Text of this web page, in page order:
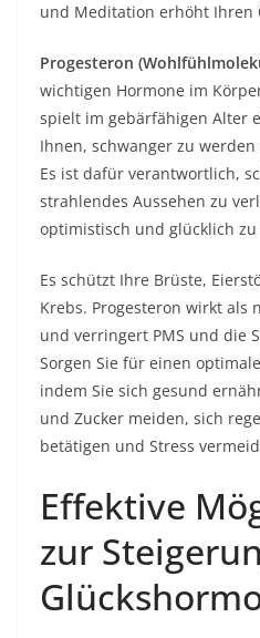
und Meditation erhöht Ihren
Progesteron
wichtigen Hormone im
spielt im gebärfähigen Alter
Ihnen, schwanger zu
Es ist dafür verantwortlich,
strahlendes Aussehen zu
optimistisch und glücklich
Es schützt Ihre Brüste,
Krebs. Progesteron wirkt als
und verringert PMS und die
Sorgen Sie für einen
indem Sie sich gesund
und Zucker meiden, sich
betätigen und Stress
Effektive
zur